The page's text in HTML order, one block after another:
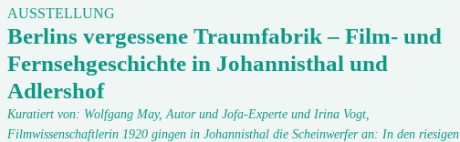
AUSSTELLUNG
Berlins vergessene Traumfabrik – Film- und
Fernsehgeschichte in Johannisthal und
Adlershof
Kuratiert von: Wolfgang May, Autor und Jofa-Experte und Irina Vogt,
Filmwissenschaftlerin 1920 gingen in Johannisthal die Scheinwerfer an: In den riesigen